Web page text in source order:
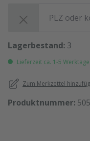
Lagerbestand: 3
Lieferzeit ca. 1-5 Werktage
Zum Merkzettel
Produktnummer: